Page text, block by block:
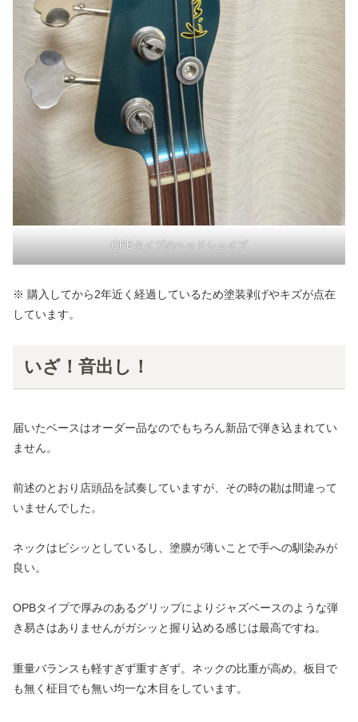
OPBタイプのヘッドシェイプ
※ 購入してから2年近く経過しているため塗装剥げやキズが点在
しています。
いざ！音出し！
届いたベースはオーダー品なのでもちろん新品で弾き込まれてい
ません。
前述のとおり店頭品を試奏していますが、その時の勘は間違って
いませんでした。
ネックはビシッとしているし、塗膜が薄いことで手への馴染みが
良い。
OPBタイプで厚みのあるグリップによりジャズベースのような弾
き易さはありませんがガシッと握り込める感じは最高ですね。
重量バランスも軽すぎず重すぎず。ネックの比重が高め。板目で
も無く柾目でも無い均一な木目をしています。